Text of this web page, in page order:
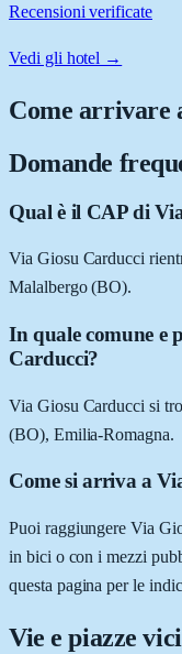
Recensioni verificate
Vedi gli hotel →
Come arrivare
Domande
Qual è il CAP di
Via Giosu Carducci
Malalbergo (BO).
In quale comune e
Carducci?
Via Giosu Carducci si
(BO), Emilia-Romagna.
Come si arriva a
Puoi raggiungere Via
in bici o con i mezzi
questa pagina per le
Vie e piazze